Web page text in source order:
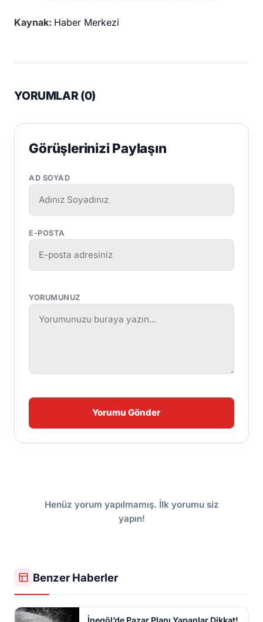
Kaynak: Haber Merkezi
YORUMLAR (0)
Görüşlerinizi Paylaşın
AD SOYAD
E-POSTA
YORUMUNUZ
Yorumu Gönder
Henüz yorum yapılmamış. İlk yorumu siz
yapın!
Benzer Haberler